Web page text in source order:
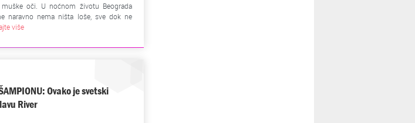
oči. U noćnom životu Beograda
naravno nema ništa loše, sve dok ne
više
Ovako je svetski
River